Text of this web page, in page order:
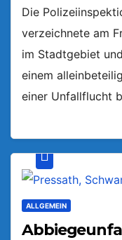
Die
verzeichnete am
im Stadtgebiet
einem
einer Unfallflucht
ALLGEMEIN